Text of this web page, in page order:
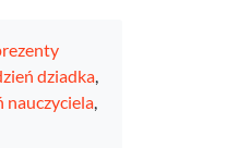
dziadka,
nauczyciela,